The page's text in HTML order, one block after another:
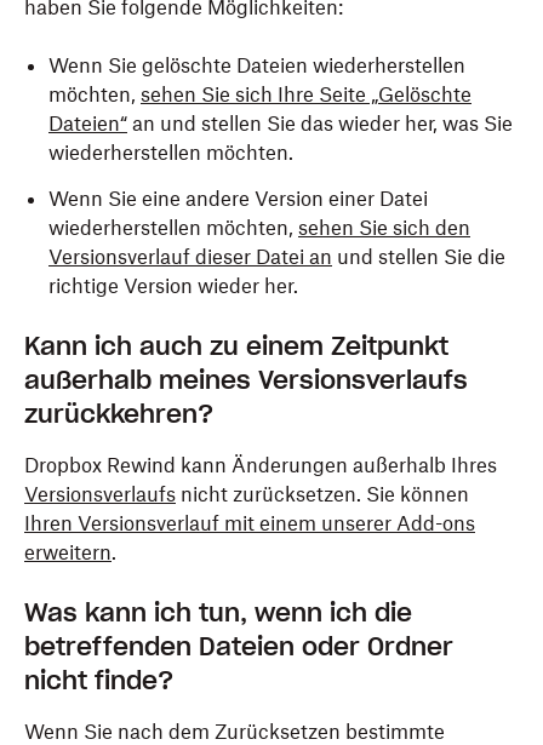
haben Sie folgende Möglichkeiten:
Wenn Sie gelöschte Dateien wiederherstellen
möchten, sehen Sie sich Ihre Seite „Gelöschte
Dateien“ an und stellen Sie das wieder her, was Sie
wiederherstellen möchten.
Wenn Sie eine andere Version einer Datei
wiederherstellen möchten, sehen Sie sich den
Versionsverlauf dieser Datei an und stellen Sie die
richtige Version wieder her.
Kann ich auch zu einem Zeitpunkt
außerhalb meines Versionsverlaufs
zurückkehren?
Dropbox Rewind kann Änderungen außerhalb Ihres
Versionsverlaufs nicht zurücksetzen. Sie können
Ihren Versionsverlauf mit einem unserer Add-ons
erweitern.
Was kann ich tun, wenn ich die
betreffenden Dateien oder Ordner
nicht finde?
Wenn Sie nach dem Zurücksetzen bestimmte